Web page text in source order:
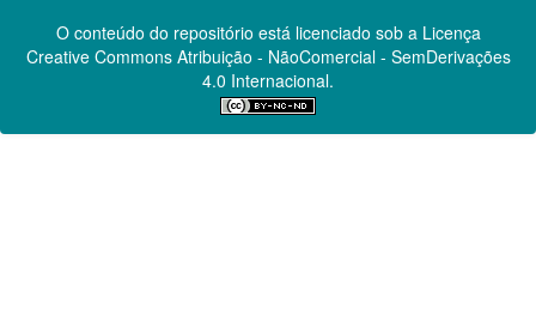
O conteúdo do repositório está licenciado sob a Licença
Creative CommonsAtribuição - NãoComercial - SemDerivações
4.0 Internacional.